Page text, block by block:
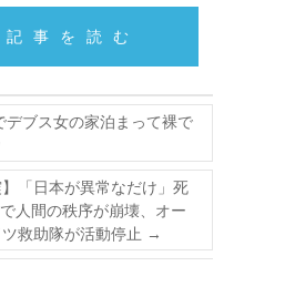
記事を読む
デブス女の家泊まって裸で
】「日本が異常なだけ」死
人間の秩序が崩壊、オー
救助隊が活動停止 →